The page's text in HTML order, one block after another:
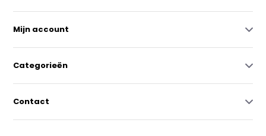
Mijn account
Categorieën
Contact